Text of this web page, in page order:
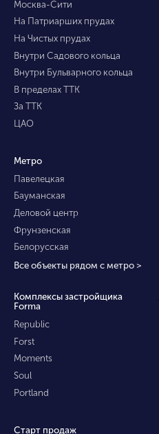
Москва-Сити
На Патриарших прудах
На Чистых прудах
Внутри Садового кольца
Внутри Бульварного кольца
В пределах ТТК
За ТТК
ЦАО
Метро
Павелецкая
Бауманская
Деловой центр
Фрунзенская
Белорусская
Все объекты рядом с метро >
Комплексы застройщика
Forma
Republic
Forst
Moments
Soul
Portland
Старт продаж